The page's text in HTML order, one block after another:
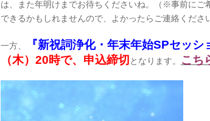
は、また年明けまでお待ちくださいね。（※事前にご
できるかもしれませんので、よかったらご連絡くださ
一方、 『新祝詞浄化・年末年始SPセッシ
（木）20時で、申込締切 となります。 こち